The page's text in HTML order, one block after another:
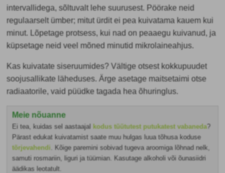
intervallidega, sõltuvalt lehe suurusest. Pöörake neid
regulaarselt ümber; mitut ürdit ei pea kuivatama kauem kui
minut. Lõpetage protsess, kui nad on peaaegu kuivanud, ja
küpsetage neid veel mõned minutid mikrolaineahjus.
Kas kuivatate siseruumides? Vältige otsest kokkupuudet
soojusallikate läheduses. Ärge asetage maitsetaimi otse
radiaatorile, vaid püüdke tagada hea õhuringlus.
Meie nõuanne
Ei tea, kuidas sel aastaajalkodus tüütutest putukatest vabaneda?
Pärast edukat kuivatamist saate muu hulgas luua tõhusa koduse
tõrjevahendi . Kõige paremini sobivad tugeva aroomiga lõhnad nelk,
samuti rosmariin, liguri ja tüümian. Kasutage alkoholi või õunasiidri
äädikas leotatult.